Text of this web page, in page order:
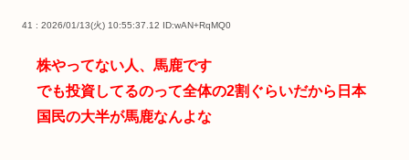
41 : 2026/01/13(火) 10:55:37.12 ID:wAN+RqMQ0
株やってない人、馬鹿です
でも投資してるのって全体の2割ぐらいだから日本
国民の大半が馬鹿なんよな